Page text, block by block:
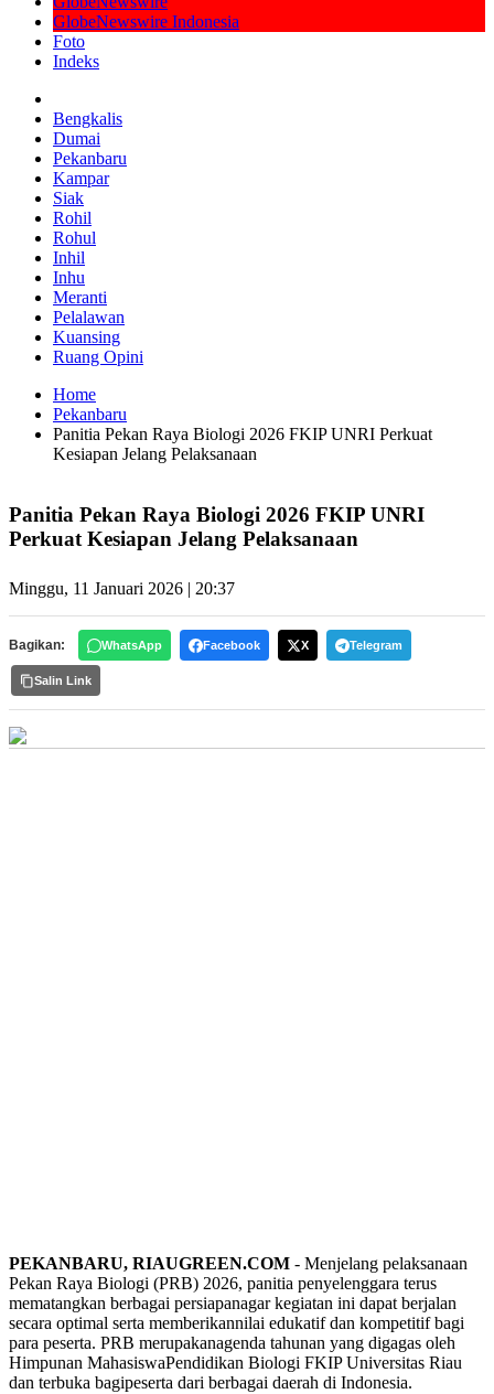
GlobeNewswire Indonesia
Foto
Indeks
Bengkalis
Dumai
Pekanbaru
Kampar
Siak
Rohil
Rohul
Inhil
Inhu
Meranti
Pelalawan
Kuansing
Ruang Opini
Home
Pekanbaru
Panitia Pekan Raya Biologi 2026 FKIP UNRI Perkuat
Kesiapan Jelang Pelaksanaan
Panitia Pekan Raya Biologi 2026 FKIP UNRI
Perkuat Kesiapan Jelang Pelaksanaan
Minggu, 11 Januari 2026 | 20:37
Bagikan: WhatsApp Facebook X Telegram
Salin Link
PEKANBARU, RIAUGREEN.COM - Menjelang pelaksanaan
Pekan Raya Biologi (PRB) 2026, panitia penyelenggara terus
mematangkan berbagai persiapanagar kegiatan ini dapat berjalan
secara optimal serta memberikannilai edukatif dan kompetitif bagi
para peserta. PRB merupakanagenda tahunan yang digagas oleh
Himpunan MahasiswaPendidikan Biologi FKIP Universitas Riau
dan terbuka bagipeserta dari berbagai daerah di Indonesia.